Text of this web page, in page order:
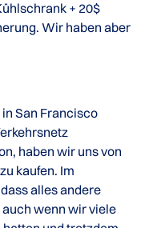
+ 20$
Wir haben aber
San Francisco
haben wir uns von
kaufen. Im
alles andere
wenn wir viele